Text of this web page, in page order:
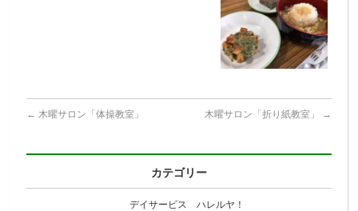
← 木曜サロン「体操教室」 木曜サロン「折り紙教室」 →
カテゴリー
デイサービス ハレルヤ！